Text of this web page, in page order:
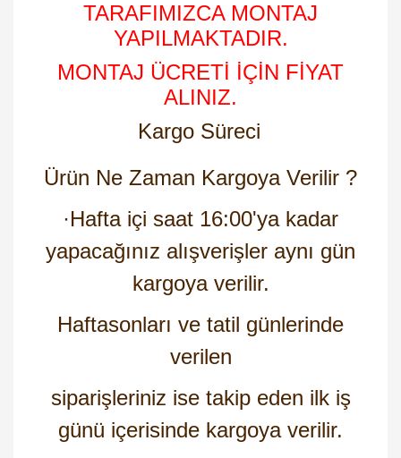
TARAFIMIZCA MONTAJ
YAPILMAKTADIR.
MONTAJ ÜCRETİ İÇİN FİYAT
ALINIZ.
Kargo Süreci
Ürün Ne Zaman Kargoya Verilir ?
·Hafta içi saat 16:00'ya kadar
yapacağınız alışverişler aynı gün
kargoya verilir.
Haftasonları ve tatil günlerinde
verilen
siparişleriniz ise takip eden ilk iş
günü içerisinde kargoya verilir.